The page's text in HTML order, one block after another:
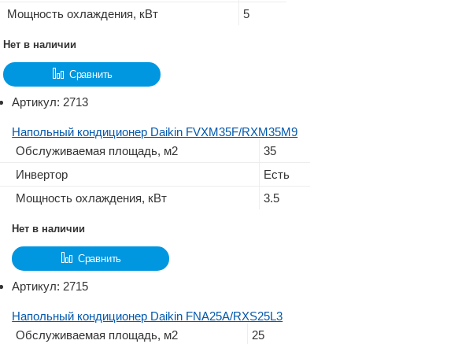
Мощность охлаждения, кВт
5
Нет в наличии
Сравнить
Артикул: 2713
Напольный кондиционер Daikin FVXM35F/RXM35M9
Обслуживаемая площадь, м2
35
Инвертор
Есть
Мощность охлаждения, кВт
3.5
Нет в наличии
Сравнить
Артикул: 2715
Напольный кондиционер Daikin FNA25A/RXS25L3
Обслуживаемая площадь, м2
25